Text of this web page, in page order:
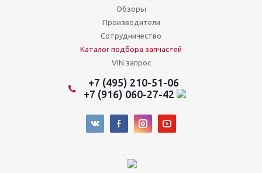
Обзоры
Производители
Сотрудничество
Каталог подбора запчастей
VIN запрос
+7 (495) 210-51-06
+7 (916) 060-27-42